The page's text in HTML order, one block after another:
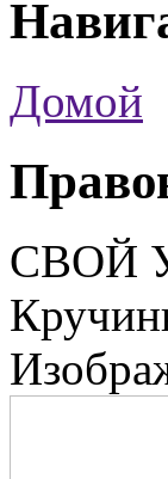
Домой
СВОЙ